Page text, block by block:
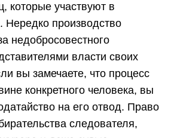
которые участвуют в
Нередко производство
недобросовестного
власти своих
вы замечаете, что процесс
конкретного человека, вы
на его отвод. Право
следователя,